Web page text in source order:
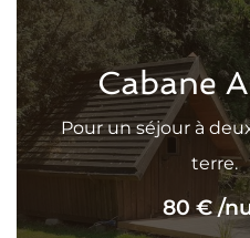
Cabane
Pour un séjour à
terre.
80 €/